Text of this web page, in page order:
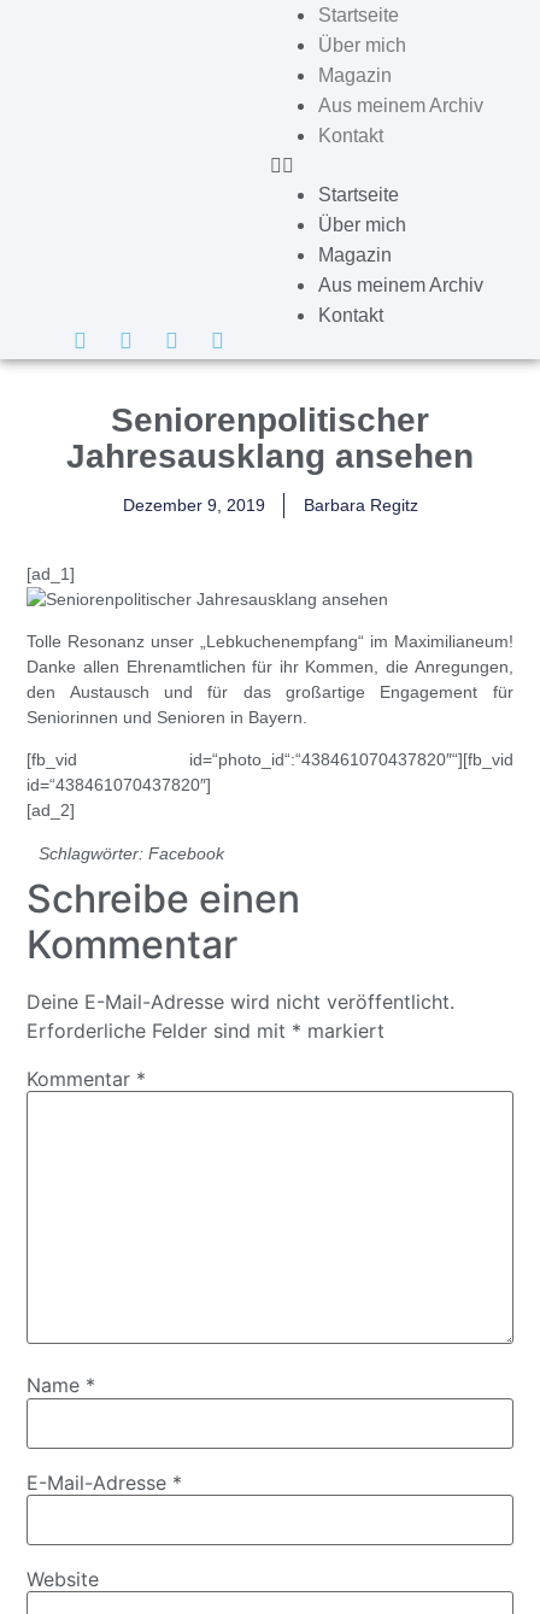
Startseite
Über mich
Magazin
Aus meinem Archiv
Kontakt
Startseite
Über mich
Magazin
Aus meinem Archiv
Kontakt
Seniorenpolitischer
Jahresausklang ansehen
Dezember 9, 2019 Barbara Regitz
[ad_1]
Tolle Resonanz unser „Lebkuchenempfang“ im Maximilianeum!
Danke allen Ehrenamtlichen für ihr Kommen, die Anregungen,
den Austausch und für das großartige Engagement für
Seniorinnen und Senioren in Bayern.
[fb_vid id=“photo_id“:“438461070437820″“][fb_vid
id=“438461070437820″]
[ad_2]
Schlagwörter:Facebook
Schreibe einen
Kommentar
Deine E-Mail-Adresse wird nicht veröffentlicht.
Erforderliche Felder sind mit * markiert
Kommentar *
Name *
E-Mail-Adresse *
Website